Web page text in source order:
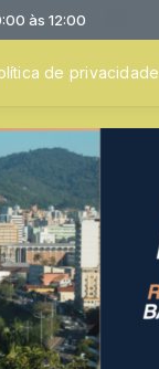
12:00
de privacidade